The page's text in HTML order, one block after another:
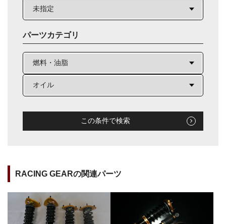
パーツカテゴリ
この条件で検索
RACING GEARの関連パーツ